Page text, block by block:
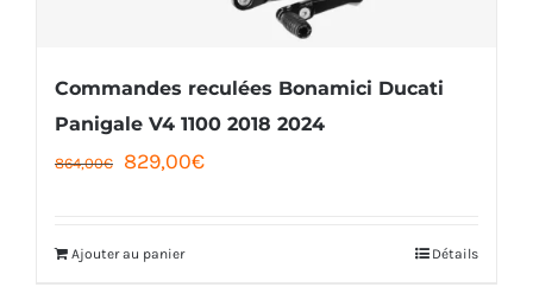
Commandes reculées Bonamici Ducati
Panigale V4 1100 2018 2024
864,00€
Le
829,00€Le
Ajouter au panier Détails